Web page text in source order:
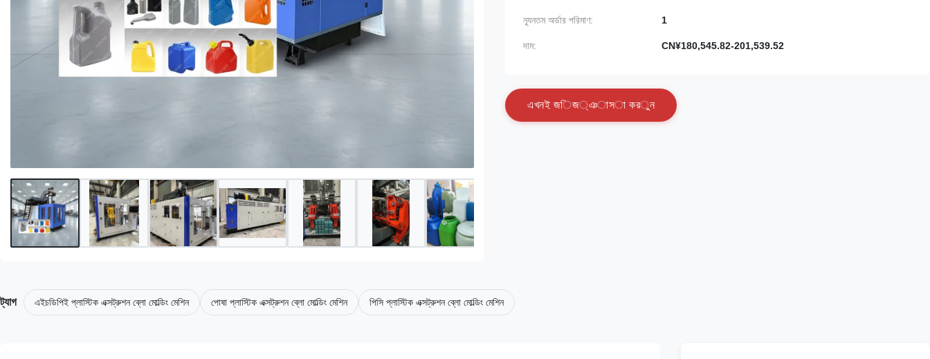
ন্যূনতম অর্ডার পরিমাণ: 1
দাম: CN¥180,545.82-201,539.52
এখনই জিজ্ঞাসা করুন
ট্যাগ এইচডিপিই প্লাস্টিক এক্সট্রুশন ব্লো মোল্ডিং মেশিন পোষা প্লাস্টিক এক্সট্রুশন ব্লো মোল্ডিং মেশিন পিসি প্লাস্টিক এক্সট্রুশন ব্লো মোল্ডিং মেশিন